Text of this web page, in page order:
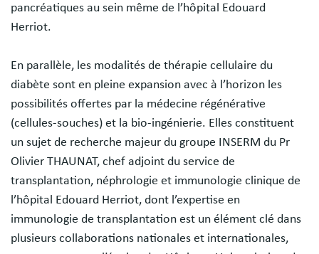
pancréatiques au sein même de l’hôpital Edouard
Herriot.
En parallèle, les modalités de thérapie cellulaire du
diabète sont en pleine expansion avec à l’horizon les
possibilités offertes par la médecine régénérative
(cellules-souches) et la bio-ingénierie. Elles constituent
un sujet de recherche majeur du groupe INSERM du Pr
Olivier THAUNAT, chef adjoint du service de
transplantation, néphrologie et immunologie clinique de
l’hôpital Edouard Herriot, dont l’expertise en
immunologie de transplantation est un élément clé dans
plusieurs collaborations nationales et internationales,